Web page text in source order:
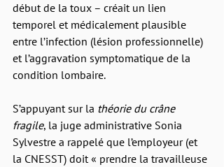
début de la toux – créait un lien
temporel et médicalement plausible
entre l’infection (lésion professionnelle)
et l’aggravation symptomatique de la
condition lombaire.
S’appuyant sur la théorie du crâne
fragile, la juge administrative Sonia
Sylvestre a rappelé que l’employeur (et
la CNESST) doit « prendre la travailleuse